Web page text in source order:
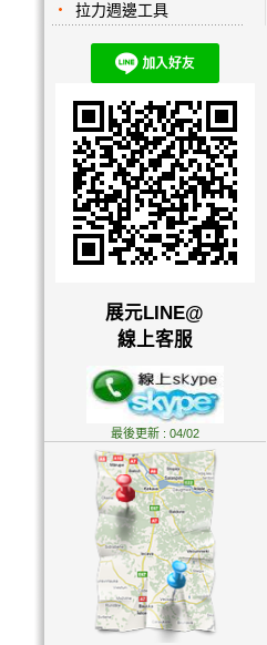
拉力週邊工具
展元LINE@
線上客服
最後更新 : 04/02